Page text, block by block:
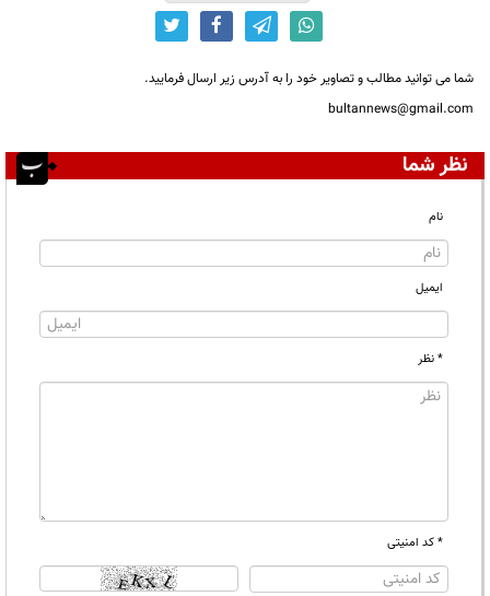
شما می توانید مطالب و تصاویر خود را به آدرس زیر ارسال فرمایید.
bultannews@gmail.com
نظر شما
نام
ایمیل
* نظر
* کد امنیتی